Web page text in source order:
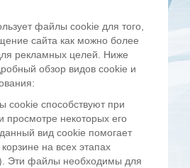
файлы cookie для того,
сайта как можно более
рекламных целей. Ниже
обзор видов cookie и
способствуют при
просмотре некоторых его
вид cookie помогает
на всех этапах
Эти файлы необходимы для